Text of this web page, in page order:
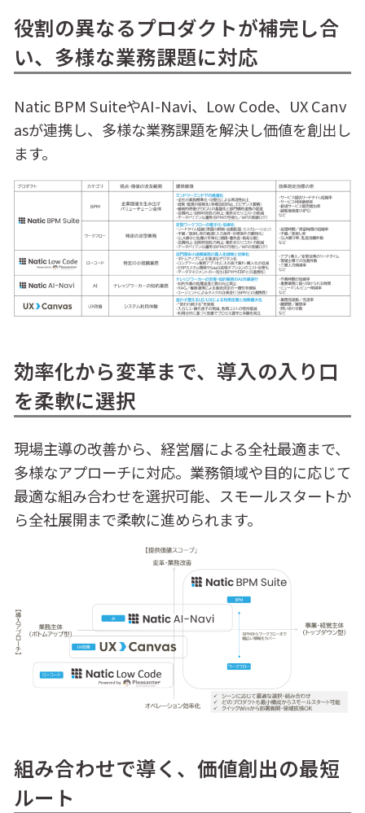
役割の異なるプロダクトが補完し合
い、多様な業務課題に対応
Natic BPM SuiteやAI-Navi、Low Code、UX Canv
asが連携し、多様な業務課題を解決し価値を創出し
ます。
効率化から変革まで、導入の入り口
を柔軟に選択
現場主導の改善から、経営層による全社最適まで、
多様なアプローチに対応。業務領域や目的に応じて
最適な組み合わせを選択可能、スモールスタートか
ら全社展開まで柔軟に進められます。
組み合わせで導く、価値創出の最短
ルート